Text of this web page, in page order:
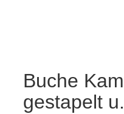
Buche
gestapelt